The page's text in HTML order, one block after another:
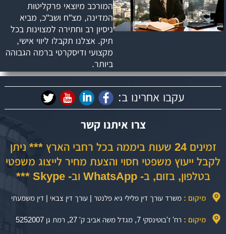
המורכב מיוצאי פרקליטות
המדינה, מצ"ח ושב"כ, מביא
ניסיון רב וחתירה למצוינות בכל
תיק. אצלנו תקבלו ליווי אישי,
מקצועי ודיסקרטי ברמה הגבוהה
ביותר.
עקבו אחרינו ב:
צרו איתנו קשר
זמינים 24 שעות ביממה בכל רחבי הארץ *** ניתן
לקבל ייעוץ משפטי חסוי והצעת מחיר לייצוג משפטי
בטלפון, בזום, ב- WhatsApp וב- Skype ***
מיקום : משרד עורך דין פלילי גיא פלנטר | עורך דין צבאי | דין משמעתי
מיקום : רח' ז'בוטינסקי 7, מגדל משה אביב ק' 27, רמת גן 5252007